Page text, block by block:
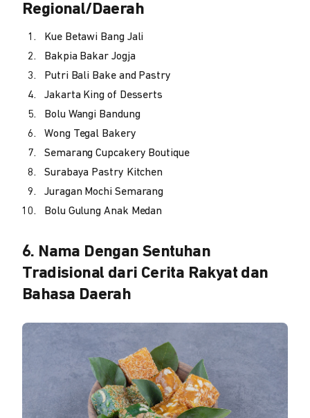
Regional/Daerah
Kue Betawi Bang Jali
Bakpia Bakar Jogja
Putri Bali Bake and Pastry
Jakarta King of Desserts
Bolu Wangi Bandung
Wong Tegal Bakery
Semarang Cupcakery Boutique
Surabaya Pastry Kitchen
Juragan Mochi Semarang
Bolu Gulung Anak Medan
6. Nama Dengan Sentuhan
Tradisional dari Cerita Rakyat dan
Bahasa Daerah